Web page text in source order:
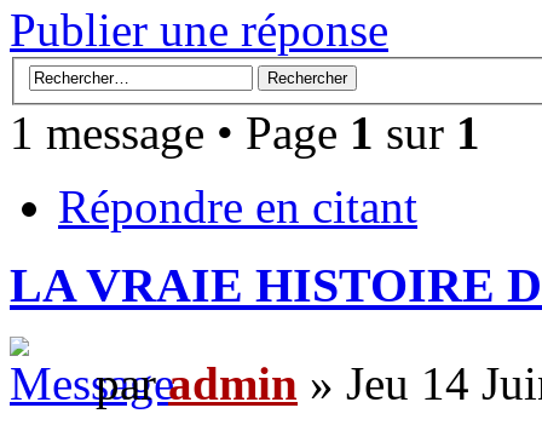
Publier une réponse
1 message • Page 1 sur 1
Répondre en citant
LA VRAIE HISTOIRE
paradmin » Jeu 14